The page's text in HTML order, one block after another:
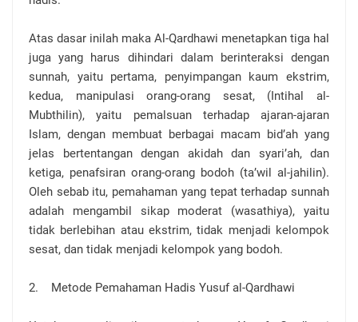
Atas dasar inilah maka Al-Qardhawi menetapkan tiga hal
juga yang harus dihindari dalam berinteraksi dengan
sunnah, yaitu pertama, penyimpangan kaum ekstrim,
kedua, manipulasi orang-orang sesat, (Intihal al-
Mubthilin), yaitu pemalsuan terhadap ajaran-ajaran
Islam, dengan membuat berbagai macam bid’ah yang
jelas bertentangan dengan akidah dan syari’ah, dan
ketiga, penafsiran orang-orang bodoh (ta’wil al-jahilin).
Oleh sebab itu, pemahaman yang tepat terhadap sunnah
adalah mengambil sikap moderat (wasathiya), yaitu
tidak berlebihan atau ekstrim, tidak menjadi kelompok
sesat, dan tidak menjadi kelompok yang bodoh.
2. Metode Pemahaman Hadis Yusuf al-Qardhawi